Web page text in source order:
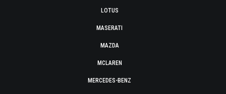
LOTUS
MASERATI
MAZDA
MCLAREN
MERCEDES-BENZ